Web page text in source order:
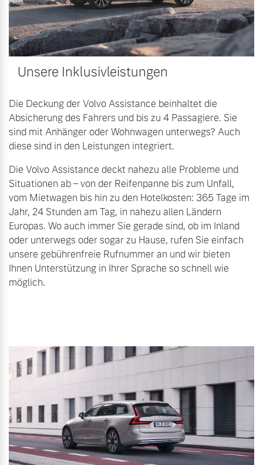
Volvo Selekt
Gebrauchtwagen
Die Neuwagenalternative
Mehr erfahren
Editionsmodelle
Jetzt kennenlernen
Mehr erfahren
Bitte sprechen Sie uns
direkt an.
Mehr erfahren
Frühjahrscheck
Entdecken Sie unsere
saisonalen Angebote.
Mehr erfahren
Finanzierung & Leasing
Versicherung
Unsere Inklusivleistungen
Die Deckung der Volvo Assistance beinhaltet die
Absicherung des Fahrers und bis zu 4 Passagiere. Sie
sind mit Anhänger oder Wohnwagen unterwegs? Auch
diese sind in den Leistungen integriert.
Die Volvo Assistance deckt nahezu alle Probleme und
Situationen ab – von der Reifenpanne bis zum Unfall,
vom Mietwagen bis hin zu den Hotelkosten: 365 Tage im
Jahr, 24 Stunden am Tag, in nahezu allen Ländern
Europas. Wo auch immer Sie gerade sind, ob im Inland
oder unterwegs oder sogar zu Hause, rufen Sie einfach
unsere gebührenfreie Rufnummer an und wir bieten
Ihnen Unterstützung in Ihrer Sprache so schnell wie
möglich.